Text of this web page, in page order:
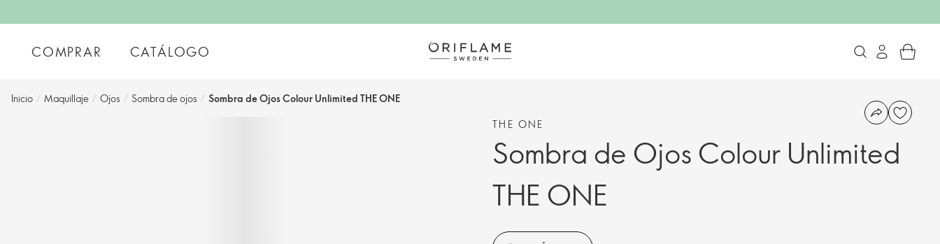
COMPRAR CATÁLOGO
Inicio / Maquillaje / Ojos / Sombra de ojos / Sombra de Ojos Colour Unlimited THE ONE
THE ONE
Sombra de Ojos Colour Unlimited
THE ONE